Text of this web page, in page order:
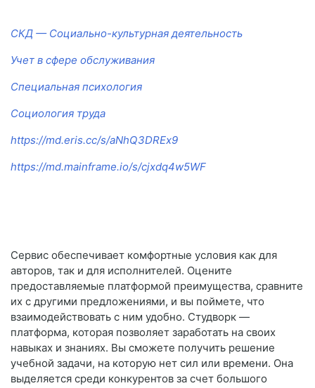
СКД — Социально-культурная деятельность
Учет в сфере обслуживания
Специальная психология
Социология труда
https://md.eris.cc/s/aNhQ3DREx9
https://md.mainframe.io/s/cjxdq4w5WF
Сервис обеспечивает комфортные условия как для
авторов, так и для исполнителей. Оцените
предоставляемые платформой преимущества, сравните
их с другими предложениями, и вы поймете, что
взаимодействовать с ним удобно. Студворк —
платформа, которая позволяет заработать на своих
навыках и знаниях. Вы сможете получить решение
учебной задачи, на которую нет сил или времени. Она
выделяется среди конкурентов за счет большого